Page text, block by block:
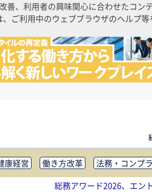
善、利用者の興味関心に合わせたコ
ご利用中のウェブブラウザのヘルプ
康経営 働き方改革 法務・コンプ
社外・社内広報 社外・社内コミュ
助成金・補助金・コスト削減 アウト
総務アワード2026、エン